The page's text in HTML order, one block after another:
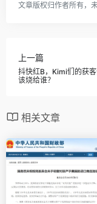
文章版权归作者所有，
上一篇
抖快红B，Kimi们的获
该烧给谁？
相关文章